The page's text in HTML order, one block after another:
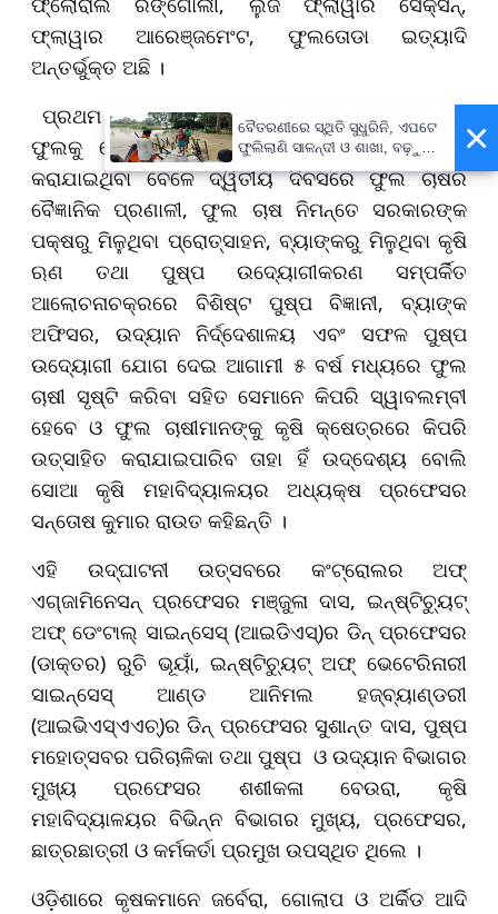
ଫ୍ଲାୱାର ଆରେଞ୍ଜମେଂଟ, ଫୁଲତୋଡା ଇତ୍ୟାଦି
ଅନ୍ତର୍ଭୁକ୍ତ ଅଛି ।
ପ୍ରଥମ ଦିବସରେ ଭିନ୍ନ ଭିନ୍ନ ଫୁଲର ପ୍ରଦର୍ଶନୀ ସହ
ଫୁଲକୁ ନେଇ ଭିନ୍ନ ଭିନ୍ନ ପ୍ରତିଯୋଗିତା ଆୟୋଜନ
କରାଯାଇଥିବା ବେଳେ ଦ୍ୱିତୀୟ ଦିବସରେ ଫୁଲ ଚାଷର
ବୈଜ୍ଞାନିକ ପ୍ରଣାଳୀ, ଫୁଲ ଚାଷ ନିମନ୍ତେ ସରକାରଙ୍କ
ପକ୍ଷରୁ ମିଳୁଥିବା ପ୍ରୋତ୍ସାହନ, ବ୍ୟାଙ୍କରୁ ମିଳୁଥିବା କୃଷି
ଋଣ ତଥା ପୁଷ୍ପ ଉଦ୍ୟୋଗୀକରଣ ସମ୍ପର୍କିତ
ଆଲୋଚନାଚକ୍ରରେ ବିଶିଷ୍ଟ ପୁଷ୍ପ ବିଜ୍ଞାନୀ, ବ୍ୟାଙ୍କ
ଅଫିସର, ଉଦ୍ୟାନ ନିର୍ଦ୍ଦେଶାଳୟ ଏବଂ ସଫଳ ପୁଷ୍ପ
ଉଦ୍ୟୋଗୀ ଯୋଗ ଦେଇ ଆଗାମୀ ୫ ବର୍ଷ ମଧ୍ୟରେ ଫୁଲ
ଚାଷୀ ସୃଷ୍ଟି କରିବା ସହିତ ସେମାନେ କିପରି ସ୍ୱାବଲମ୍ବୀ
ହେବେ ଓ ଫୁଲ ଚାଷୀମାନଙ୍କୁ କୃଷି କ୍ଷେତ୍ରରେ କିପରି
ଉତ୍ସାହିତ କରାଯାଇପାରିବ ତାହା ହିଁ ଉଦ୍ଦେଶ୍ୟ ବୋଲି
ସୋଆ କୃଷି ମହାବିଦ୍ୟାଳୟର ଅଧ୍ୟକ୍ଷ ପ୍ରଫେସର
ସନ୍ତୋଷ କୁମାର ରାଉତ କହିଛନ୍ତି ।
ଏହି ଉଦ୍‌ଘାଟନୀ ଉତ୍ସବରେ କଂଟ୍ରୋଲର ଅଫ୍
ଏଗ୍‌ଜାମିନେସନ୍ ପ୍ରଫେସର ମଞ୍ଜୁଳା ଦାସ, ଇନ୍‌ଷ୍ଟିଚ୍ୟୁଟ୍
ଅଫ୍ ଡେଂଟାଲ୍ ସାଇନ୍‌ସେସ୍ (ଆଇଡିଏସ୍‌)ର ଡିନ୍ ପ୍ରଫେସର
(ଡାକ୍ତର) ରୁଚି ଭୂୟାଁ, ଇନ୍‌ଷ୍ଟିଚ୍ୟୁଟ୍ ଅଫ୍ ଭେଟେରିନାରୀ
ସାଇନ୍‌ସେସ୍ ଆଣ୍ଡ ଆନିମଲ ହଜ୍‌ବ୍ୟାଣ୍ଡରୀ
(ଆଇଭିଏସ୍‌ଏଏଚ୍‌)ର ଡିନ୍ ପ୍ରଫେସର ସୁଶାନ୍ତ ଦାସ, ପୁଷ୍ପ
ମହୋତ୍ସବର ପରିଚାଳିକା ତଥା ପୁଷ୍ପ ଓ ଉଦ୍ୟାନ ବିଭାଗର
ମୁଖ୍ୟ ପ୍ରଫେସର ଶଶୀକଳା ବେଉରା, କୃଷି
ମହାବିଦ୍ୟାଳୟର ବିଭିନ୍ନ ବିଭାଗର ମୁଖ୍ୟ, ପ୍ରଫେସର,
ଛାତ୍ରଛାତ୍ରୀ ଓ କର୍ମକର୍ତା ପ୍ରମୁଖ ଉପସ୍ଥିତ ଥିଲେ ।
ଓଡ଼ିଶାରେ କୃଷକମାନେ ଜର୍ବେରା, ଗୋଲାପ ଓ ଅର୍କିଡ ଆଦି
×
ବୈତରଣୀରେ ସ୍ଥିତି ସୁଧୁରିନି, ଏପଟେ
ଫୁଲିଲାଣି ସାଳନ୍ଦୀ ଓ ଶାଖା, ବଢ଼ୁଛି